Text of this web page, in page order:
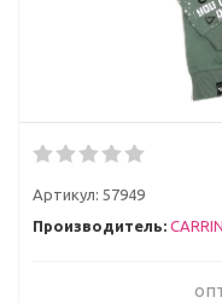
Артикул: 57949
Производитель: